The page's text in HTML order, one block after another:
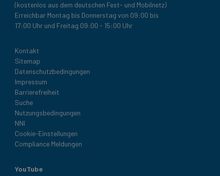
(kostenlos aus dem deutschen Fest- und Mobilnetz)
Erreichbar Montag bis Donnerstag von 09:00 bis
17:00 Uhr und Freitag 09:00 - 15:00 Uhr
Legal
Kontakt
Sitemap
Datenschutzbedingungen
Impressum
Barrierefreiheit
Suche
Nutzungsbedingungen
NNI
Cookie-Einstellungen
Compliance Meldungen
YouTube